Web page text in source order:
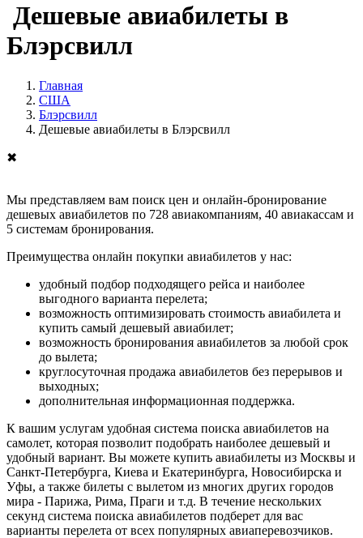
Дешевые авиабилеты в
Блэрсвилл
Главная
США
Блэрсвилл
Дешевые авиабилеты в Блэрсвилл
✖
Мы представляем вам поиск цен и онлайн-бронирование
дешевых авиабилетов по 728 авиакомпаниям, 40 авиакассам и
5 системам бронирования.
Преимущества онлайн покупки авиабилетов у нас:
удобный подбор подходящего рейса и наиболее
выгодного варианта перелета;
возможность оптимизировать стоимость авиабилета и
купить самый дешевый авиабилет;
возможность бронирования авиабилетов за любой срок
до вылета;
круглосуточная продажа авиабилетов без перерывов и
выходных;
дополнительная информационная поддержка.
К вашим услугам удобная система поиска авиабилетов на
самолет, которая позволит подобрать наиболее дешевый и
удобный вариант. Вы можете купить авиабилеты из Москвы и
Санкт-Петербурга, Киева и Екатеринбурга, Новосибирска и
Уфы, а также билеты с вылетом из многих других городов
мира - Парижа, Рима, Праги и т.д. В течение нескольких
секунд система поиска авиабилетов подберет для вас
варианты перелета от всех популярных авиаперевозчиков.